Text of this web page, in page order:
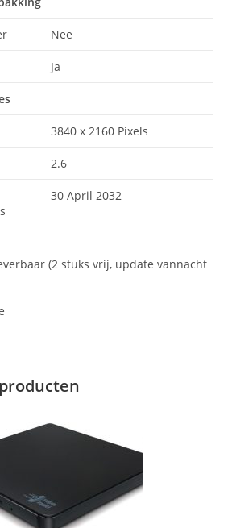
Nee
Ja
3840 x 2160 Pixels
2.6
30 April 2032
(2 stuks vrij, update vannacht